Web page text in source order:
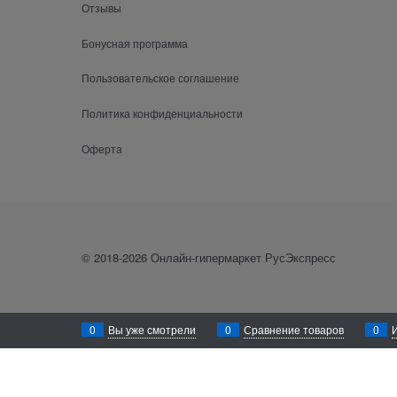
Отзывы
Бонусная программа
Пользовательское соглашение
Политика конфиденциальности
Оферта
© 2018-2026 Онлайн-гипермаркет РусЭкспресс
0 Вы уже смотрели 0 Сравнение товаров 0